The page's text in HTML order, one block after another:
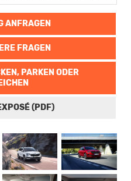
ANFRAGEN
FRAGEN
PARKEN ODER
(PDF)